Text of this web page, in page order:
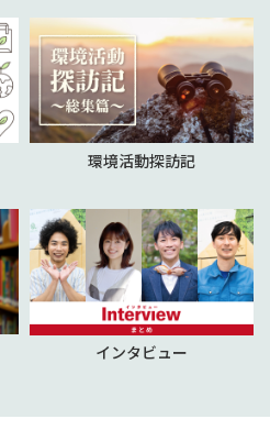
環境活動探訪記
インタビュー